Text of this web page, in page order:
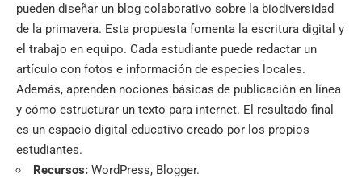
pueden diseñar un blog colaborativo sobre la biodiversidad
de la primavera. Esta propuesta fomenta la escritura digital y
el trabajo en equipo. Cada estudiante puede redactar un
artículo con fotos e información de especies locales.
Además, aprenden nociones básicas de publicación en línea
y cómo estructurar un texto para internet. El resultado final
es un espacio digital educativo creado por los propios
estudiantes.
Recursos: WordPress, Blogger.